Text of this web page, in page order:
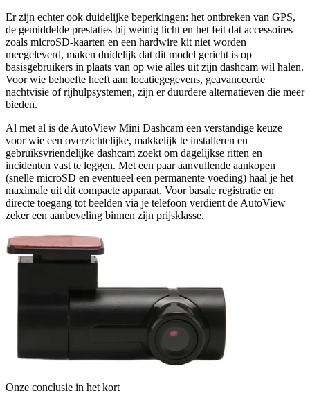
Er zijn echter ook duidelijke beperkingen: het ontbreken van GPS,
de gemiddelde prestaties bij weinig licht en het feit dat accessoires
zoals microSD-kaarten en een hardwire kit niet worden
meegeleverd, maken duidelijk dat dit model gericht is op
basisgebruikers in plaats van op wie alles uit zijn dashcam wil halen.
Voor wie behoefte heeft aan locatiegegevens, geavanceerde
nachtvisie of rijhulpsystemen, zijn er duurdere alternatieven die meer
bieden.
Al met al is de AutoView Mini Dashcam een verstandige keuze
voor wie een overzichtelijke, makkelijk te installeren en
gebruiksvriendelijke dashcam zoekt om dagelijkse ritten en
incidenten vast te leggen. Met een paar aanvullende aankopen
(snelle microSD en eventueel een permanente voeding) haal je het
maximale uit dit compacte apparaat. Voor basale registratie en
directe toegang tot beelden via je telefoon verdient de AutoView
zeker een aanbeveling binnen zijn prijsklasse.
Onze conclusie in het kort